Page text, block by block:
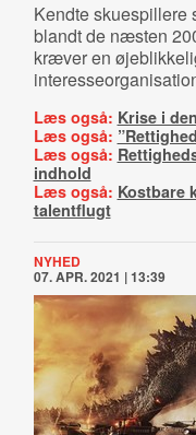
Kendte skuespillere
blandt de næsten
kræver en
Læs også: Krise i
Læs også:
Læs også:
indhold
Læs også: Kostbare
talentflugt
NYHED
07. APR. 2021 | 13:39